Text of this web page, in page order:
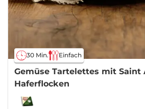
30 Min. Einfach
Gemüse Tartelettes mit Saint
Haferflocken